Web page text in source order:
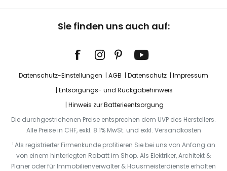
Sie finden uns auch auf:
Datenschutz-Einstellungen AGB Datenschutz
Impressum
Entsorgungs- und Rückgabehinweis
Hinweis zur Batterieentsorgung
Die durchgestrichenen Preise entsprechen dem UVP des Herstellers.
Alle Preise in CHF, exkl. 8.1% MwSt. und exkl. Versandkosten
¹ Als registrierter Firmenkunde profitieren Sie bei uns von Anfang an
von einem hinterlegten Rabatt im Shop. Als Elektriker, Architekt &
Planer oder für Immobilienverwalter & Hausmeisterdienste erhalten